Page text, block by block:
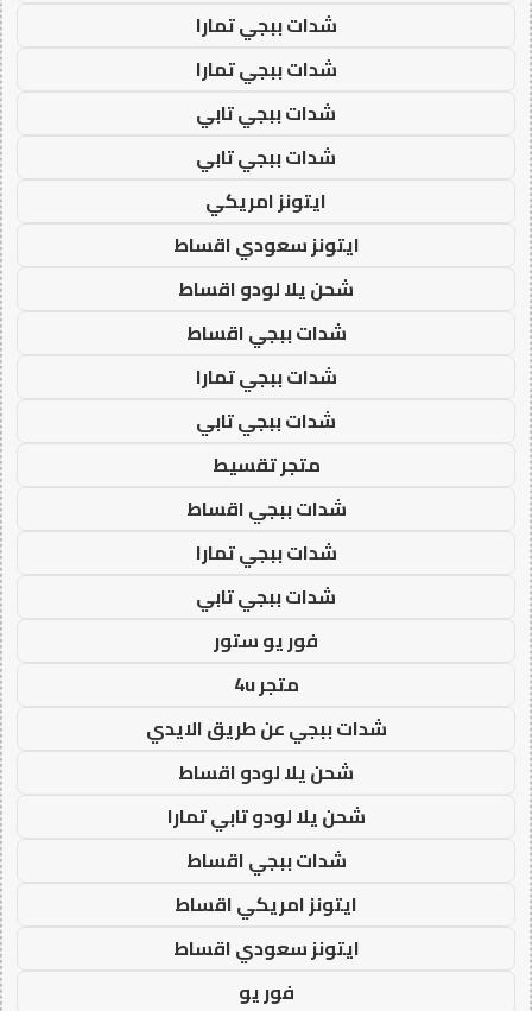
شدات ببجي تمارا
شدات ببجي تمارا
شدات ببجي تابي
شدات ببجي تابي
ايتونز امريكي
ايتونز سعودي اقساط
شحن يلا لودو اقساط
شدات ببجي اقساط
شدات ببجي تمارا
شدات ببجي تابي
متجر تقسيط
شدات ببجي اقساط
شدات ببجي تمارا
شدات ببجي تابي
فور يو ستور
متجر 4u
شدات ببجي عن طريق الايدي
شحن يلا لودو اقساط
شحن يلا لودو تابي تمارا
شدات ببجي اقساط
ايتونز امريكي اقساط
ايتونز سعودي اقساط
فور يو